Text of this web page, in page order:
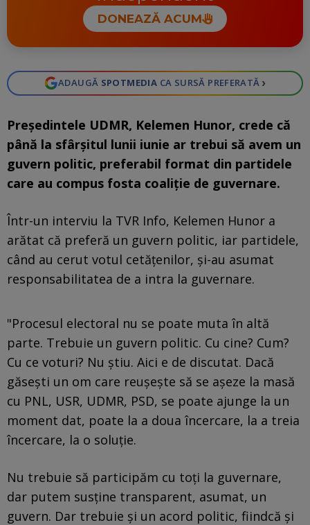
DONEAZĂ ACUM
ADAUGĂ SPOTMEDIA CA SURSĂ PREFERATĂ ›
Președintele UDMR, Kelemen Hunor, crede că
până la sfârșitul lunii iunie ar trebui să avem un
guvern politic, preferabil format din partidele
care au compus fosta coaliție de guvernare.
Într-un interviu la TVR Info, Kelemen Hunor a
arătat că preferă un guvern politic, iar partidele,
când au cerut votul cetățenilor, și-au asumat
responsabilitatea de a intra la guvernare.
"Procesul electoral nu se poate muta în altă
parte. Trebuie un guvern politic. Cu cine? Cum?
Cu ce voturi? Nu știu. Aici e de discutat. Dacă
găsești un om care reușește să se așeze la masă
cu PNL, USR, UDMR, PSD, se poate ajunge la un
moment dat, poate la a doua încercare, la a treia
încercare, la o soluție.
Nu trebuie să participăm cu toți la guvernare,
dar putem susține transparent, asumat, un
guvern. Dar trebuie și un acord politic, fiindcă și